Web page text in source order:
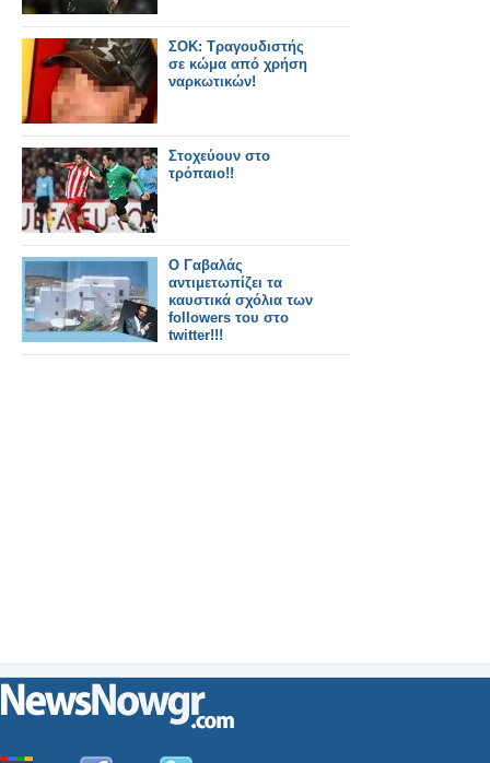
ΣΟΚ: Τραγουδιστής
σε κώμα από χρήση
ναρκωτικών!
Στοχεύουν στο
τρόπαιο!!
Ο Γαβαλάς
αντιμετωπίζει τα
καυστικά σχόλια των
followers του στο
twitter!!!